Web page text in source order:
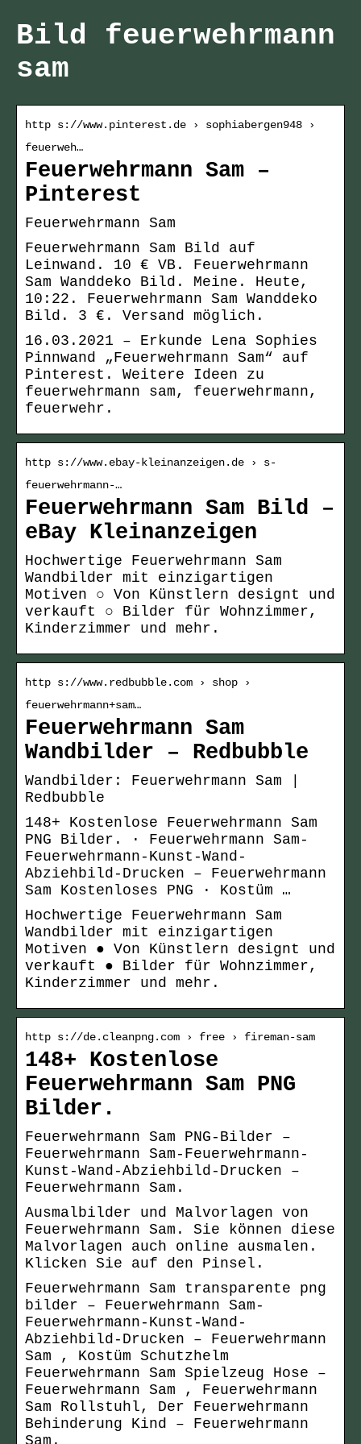
Bild feuerwehrmann
sam
http s://www.pinterest.de › sophiabergen948 ›
feuerweh…
Feuerwehrmann Sam –
Pinterest
Feuerwehrmann Sam
Feuerwehrmann Sam Bild auf
Leinwand. 10 € VB. Feuerwehrmann
Sam Wanddeko Bild. Meine. Heute,
10:22. Feuerwehrmann Sam Wanddeko
Bild. 3 €. Versand möglich.
16.03.2021 – Erkunde Lena Sophies
Pinnwand „Feuerwehrmann Sam“ auf
Pinterest. Weitere Ideen zu
feuerwehrmann sam, feuerwehrmann,
feuerwehr.
http s://www.ebay-kleinanzeigen.de › s-
feuerwehrmann-…
Feuerwehrmann Sam Bild –
eBay Kleinanzeigen
Hochwertige Feuerwehrmann Sam
Wandbilder mit einzigartigen
Motiven ○ Von Künstlern designt und
verkauft ○ Bilder für Wohnzimmer,
Kinderzimmer und mehr.
http s://www.redbubble.com › shop ›
feuerwehrmann+sam…
Feuerwehrmann Sam
Wandbilder – Redbubble
Wandbilder: Feuerwehrmann Sam |
Redbubble
148+ Kostenlose Feuerwehrmann Sam
PNG Bilder. · Feuerwehrmann Sam-
Feuerwehrmann-Kunst-Wand-
Abziehbild-Drucken – Feuerwehrmann
Sam Kostenloses PNG · Kostüm …
Hochwertige Feuerwehrmann Sam
Wandbilder mit einzigartigen
Motiven ● Von Künstlern designt und
verkauft ● Bilder für Wohnzimmer,
Kinderzimmer und mehr.
http s://de.cleanpng.com › free › fireman-sam
148+ Kostenlose
Feuerwehrmann Sam PNG
Bilder.
Feuerwehrmann Sam PNG-Bilder –
Feuerwehrmann Sam-Feuerwehrmann-
Kunst-Wand-Abziehbild-Drucken –
Feuerwehrmann Sam.
Ausmalbilder und Malvorlagen von
Feuerwehrmann Sam. Sie können diese
Malvorlagen auch online ausmalen.
Klicken Sie auf den Pinsel.
Feuerwehrmann Sam transparente png
bilder – Feuerwehrmann Sam-
Feuerwehrmann-Kunst-Wand-
Abziehbild-Drucken – Feuerwehrmann
Sam , Kostüm Schutzhelm
Feuerwehrmann Sam Spielzeug Hose –
Feuerwehrmann Sam , Feuerwehrmann
Sam Rollstuhl, Der Feuerwehrmann
Behinderung Kind – Feuerwehrmann